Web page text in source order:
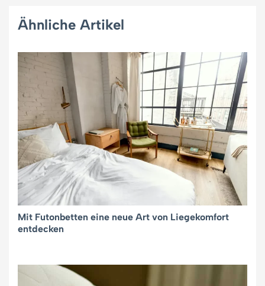
Ähnliche Artikel
Mit Futonbetten eine neue Art von Liegekomfort
entdecken